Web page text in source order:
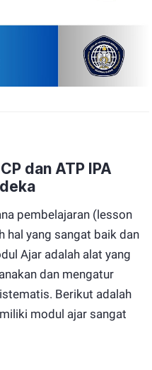
dan ATP IPA
pembelajaran (lesson
hal yang sangat baik dan
Ajar adalah alat yang
dan mengatur
Berikut adalah
modul ajar sangat